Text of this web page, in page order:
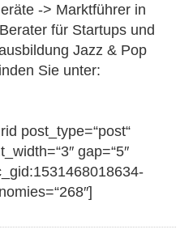
-> Marktführer in
für Startups und
Jazz & Pop
Sie unter:
post_type=“post“
gap=“5″